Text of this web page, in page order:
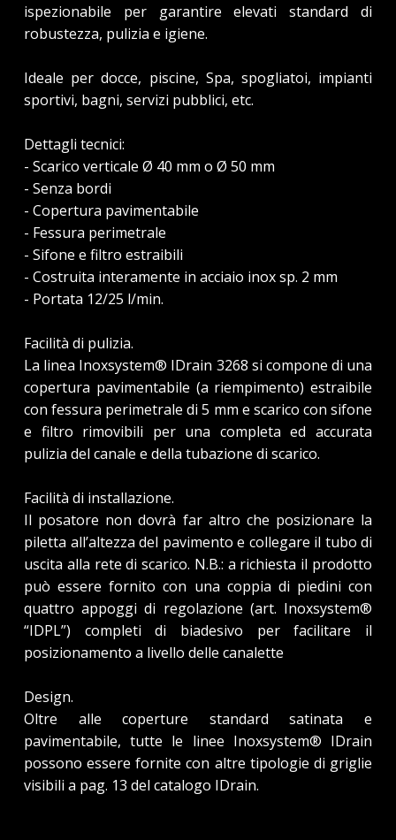
ispezionabile per garantire elevati standard di
robustezza, pulizia e igiene.
Ideale per docce, piscine, Spa, spogliatoi, impianti
sportivi, bagni, servizi pubblici, etc.
Dettagli tecnici:
- Scarico verticale Ø 40 mm o Ø 50 mm
- Senza bordi
- Copertura pavimentabile
- Fessura perimetrale
- Sifone e filtro estraibili
- Costruita interamente in acciaio inox sp. 2 mm
- Portata 12/25 l/min.
Facilità di pulizia.
La linea Inoxsystem® IDrain 3268 si compone di una
copertura pavimentabile (a riempimento) estraibile
con fessura perimetrale di 5 mm e scarico con sifone
e filtro rimovibili per una completa ed accurata
pulizia del canale e della tubazione di scarico.
Facilità di installazione.
Il posatore non dovrà far altro che posizionare la
piletta all’altezza del pavimento e collegare il tubo di
uscita alla rete di scarico. N.B.: a richiesta il prodotto
può essere fornito con una coppia di piedini con
quattro appoggi di regolazione (art. Inoxsystem®
“IDPL”) completi di biadesivo per facilitare il
posizionamento a livello delle canalette
Design.
Oltre alle coperture standard satinata e
pavimentabile, tutte le linee Inoxsystem® IDrain
possono essere fornite con altre tipologie di griglie
visibili a pag. 13 del catalogo IDrain.